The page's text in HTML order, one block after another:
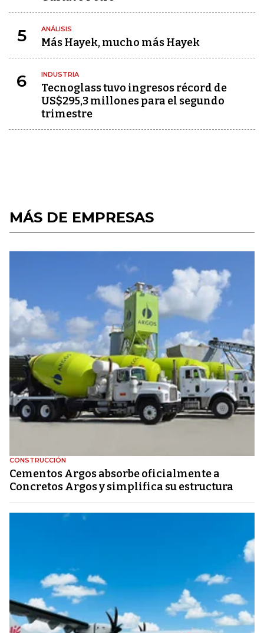
5 ANÁLISIS
Más Hayek, mucho más Hayek
6 INDUSTRIA
Tecnoglass tuvo ingresos récord de
US$295,3 millones para el segundo
trimestre
MÁS DE EMPRESAS
CONSTRUCCIÓN
Cementos Argos absorbe oficialmente a
Concretos Argos y simplifica su estructura